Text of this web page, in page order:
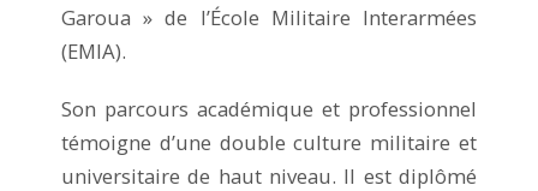
Garoua » de l’École Militaire Interarmées
(EMIA).
Son parcours académique et professionnel
témoigne d’une double culture militaire et
universitaire de haut niveau. Il est diplômé